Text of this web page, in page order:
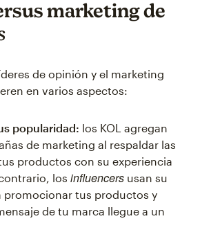
marketing de
de opinión y el marketing
en varios aspectos:
popularidad: los KOL agregan
de marketing al respaldar las
productos con su experiencia
los influencers usan su
promocionar tus productos y
de tu marca llegue a un